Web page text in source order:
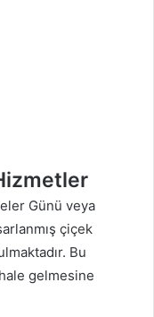
Günü veya
çiçek
Bu
gelmesine